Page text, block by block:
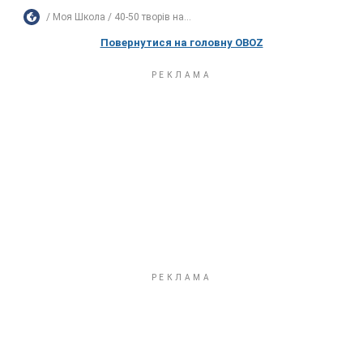
Моя Школа 40-50 творів на...
Повернутися на головну OBOZ